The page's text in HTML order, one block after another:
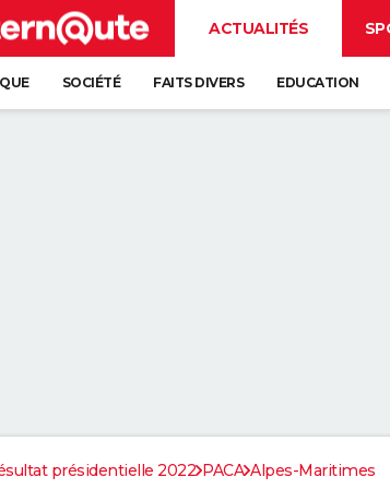
ACTUALITÉS
SOCIÉTÉ FAITS DIVERS EDUCATION
présidentielle 2022 PACA Alpes-Maritimes